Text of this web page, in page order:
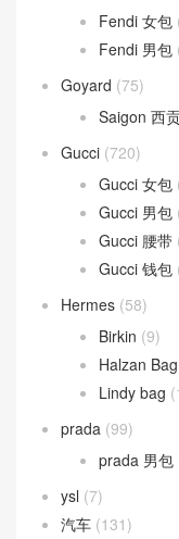
Fendi 女包
Fendi 男包
Goyard (75)
Saigon 西
Gucci (720)
Gucci 女包
Gucci 男包
Gucci 腰带
Gucci 钱包
Hermes (58)
Birkin (9)
Halzan Bag
Lindy bag
prada (99)
prada 男包
ysl (7)
汽车 (131)